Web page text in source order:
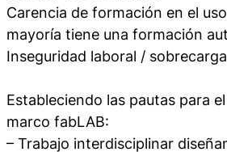
Carencia de formación en el
mayoría tiene una formación
Inseguridad laboral /
Estableciendo las pautas para
marco fabLAB:
– Trabajo interdisciplinar